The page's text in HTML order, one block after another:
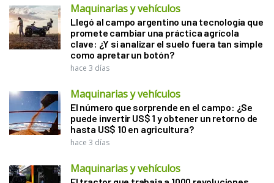
Maquinarias y vehículos
Llegó al campo argentino una tecnología que
promete cambiar una práctica agrícola
clave: ¿Y si analizar el suelo fuera tan simple
como apretar un botón?
hace 3 días
Maquinarias y vehículos
El número que sorprende en el campo: ¿Se
puede invertir US$ 1 y obtener un retorno de
hasta US$ 10 en agricultura?
hace 3 días
Maquinarias y vehículos